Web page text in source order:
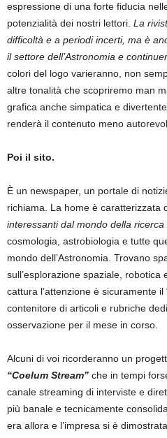
espressione di una forte fiducia
potenzialità dei nostri lettori. La
difficoltà e a periodi incerti, ma è
il settore dell’Astronomia e
colori del logo varieranno, non
altre tonalità che scopriremo man
grafica anche simpatica e
renderà il contenuto meno
Poi il sito.
È un newspaper, un portale di
richiama. La home è caratterizzata
interessanti dal mondo della ricerca
cosmologia, astrobiologia e tutte
mondo dell’Astronomia. Trovano
sull’esplorazione spaziale,
cattura l’attenzione è sicuramente il
contenitore di articoli e rubriche
osservazione per il mese in corso.
Alcuni di voi ricorderanno un
“Coelum Stream” che in tempi
canale streaming di interviste e
più banale e tecnicamente
era allora e l’impresa si è